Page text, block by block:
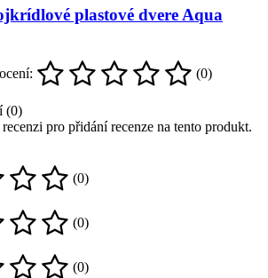
plastové dvere Aqua
(0)
(0)
pro přidání recenze na tento produkt.
(0)
(0)
(0)